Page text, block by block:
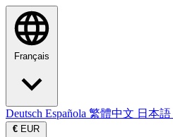
Français
Deutsch Española 繁體中文 日本語
€ EUR